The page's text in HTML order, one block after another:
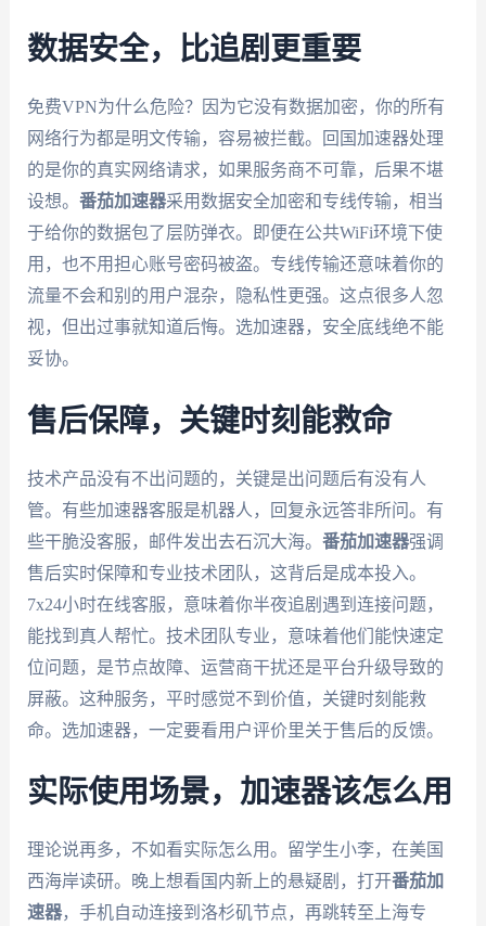
数据安全，比追剧更重要
免费VPN为什么危险？因为它没有数据加密，你的所有
网络行为都是明文传输，容易被拦截。回国加速器处理
的是你的真实网络请求，如果服务商不可靠，后果不堪
设想。 番茄加速器采用数据安全加密和专线传输，相当
于给你的数据包了层防弹衣。即便在公共WiFi环境下使
用，也不用担心账号密码被盗。专线传输还意味着你的
流量不会和别的用户混杂，隐私性更强。这点很多人忽
视，但出过事就知道后悔。选加速器，安全底线绝不能
妥协。
售后保障，关键时刻能救命
技术产品没有不出问题的，关键是出问题后有没有人
管。有些加速器客服是机器人，回复永远答非所问。有
些干脆没客服，邮件发出去石沉大海。 番茄加速器强调
售后实时保障和专业技术团队，这背后是成本投入。
7x24小时在线客服，意味着你半夜追剧遇到连接问题，
能找到真人帮忙。技术团队专业，意味着他们能快速定
位问题，是节点故障、运营商干扰还是平台升级导致的
屏蔽。这种服务，平时感觉不到价值，关键时刻能救
命。选加速器，一定要看用户评价里关于售后的反馈。
实际使用场景，加速器该怎么用
理论说再多，不如看实际怎么用。留学生小李，在美国
西海岸读研。晚上想看国内新上的悬疑剧，打开番茄加
速器，手机自动连接到洛杉矶节点，再跳转至上海专